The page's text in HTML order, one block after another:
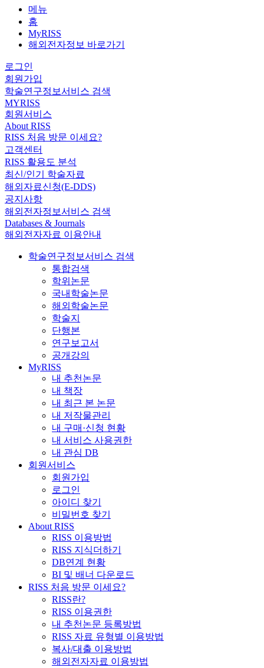
메뉴
홈
MyRISS
해외전자정보 바로가기
로그인
회원가입
학술연구정보서비스 검색
MYRISS
회원서비스
About RISS
RISS 처음 방문 이세요?
고객센터
RISS 활용도 분석
최신/인기 학술자료
해외자료신청(E-DDS)
공지사항
해외전자정보서비스 검색
Databases & Journals
해외전자자료 이용안내
학술연구정보서비스 검색
통합검색
학위논문
국내학술논문
해외학술논문
학술지
단행본
연구보고서
공개강의
MyRISS
내 추천논문
내 책장
내 최근 본 논문
내 저작물관리
내 구매·신청 현황
내 서비스 사용권한
내 관심 DB
회원서비스
회원가입
로그인
아이디 찾기
비밀번호 찾기
About RISS
RISS 이용방법
RISS 지식더하기
DB연계 현황
BI 및 배너 다운로드
RISS 처음 방문 이세요?
RISS란?
RISS 이용권한
내 추천논문 등록방법
RISS 자료 유형별 이용방법
복사/대출 이용방법
해외전자자료 이용방법